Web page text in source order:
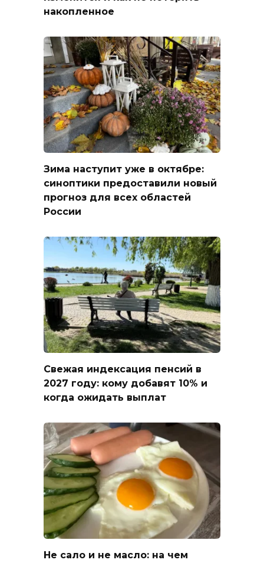
накопленное
Зима наступит уже в октябре:
синоптики предоставили новый
прогноз для всех областей
России
Свежая индексация пенсий в
2027 году: кому добавят 10% и
когда ожидать выплат
Не сало и не масло: на чем